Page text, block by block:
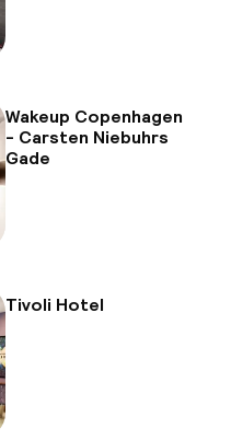
Wakeup Copenhagen
- Carsten Niebuhrs
Gade
Tivoli Hotel